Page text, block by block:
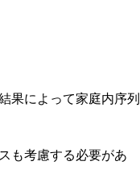
果によって家庭内序列
も考慮する必要があ